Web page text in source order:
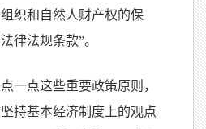
织和自然人财产权的保
律法规条款”。
一点这些重要政策原则，
持基本经济制度上的观点